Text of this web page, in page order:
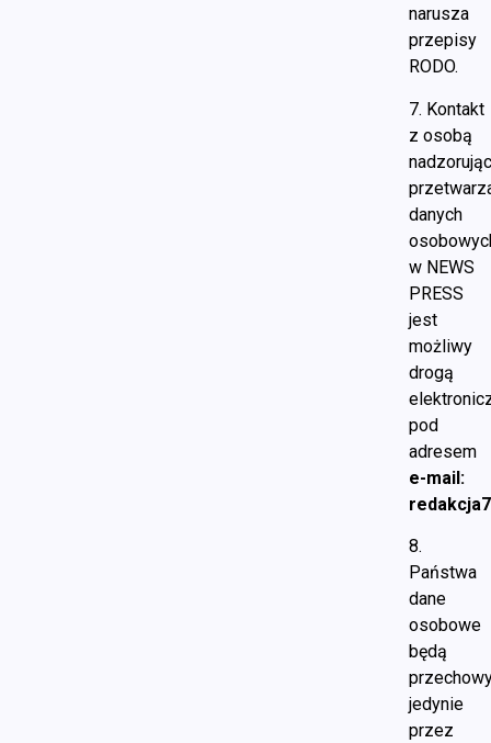
narusza
przepisy
RODO.
7. Kontakt
z osobą
danych
w NEWS
PRESS
jest
możliwy
drogą
pod
adresem
e-mail:
8.
Państwa
dane
osobowe
będą
jedynie
przez